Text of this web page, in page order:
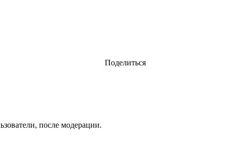
Поделиться
после модерации.